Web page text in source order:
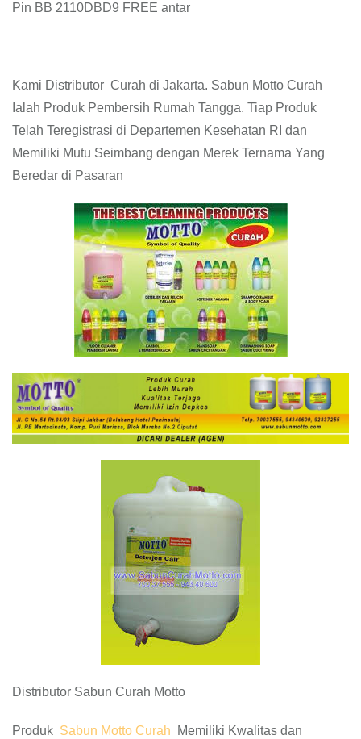
Pin BB 2110DBD9 FREE antar
Kami Distributor Curah di Jakarta. Sabun Motto Curah
Ialah Produk Pembersih Rumah Tangga. Tiap Produk
Telah Teregistrasi di Departemen Kesehatan RI dan
Memiliki Mutu Seimbang dengan Merek Ternama Yang
Beredar di Pasaran
Distributor Sabun Curah Motto
Produk Sabun Motto Curah
Memiliki Kwalitas dan